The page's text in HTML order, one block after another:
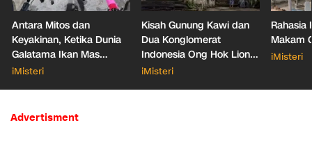
Antara Mitos dan
Keyakinan, Ketika Dunia
Galatama Ikan Mas
Bersentuhan dengan Hal
iMisteri
Kisah Gunung Kawi dan
Dua Konglomerat
Indonesia Ong Hok Liong
hingga Liem Sioe Liong
iMisteri
Rahasia
Makam
iMisteri
Advertisment